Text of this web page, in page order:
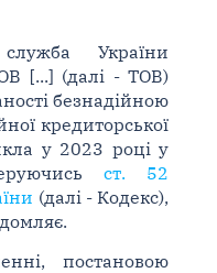
України
[...] (далі - ТОВ)
безнадійною
кредиторської
у 2023 році у
ст. 52
(далі - Кодекс),
постановою